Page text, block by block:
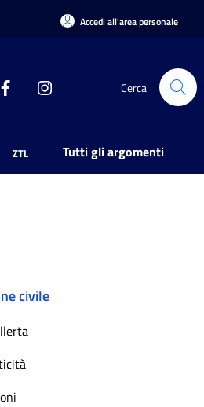
Accedi all'area personale
Cerca
ZTL Tutti gli argomenti
civile